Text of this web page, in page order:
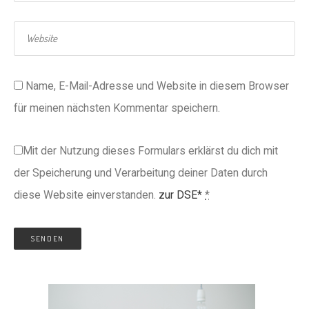
Name, E-Mail-Adresse und Website in diesem Browser
für meinen nächsten Kommentar speichern.
Mit der Nutzung dieses Formulars erklärst du dich mit
der Speicherung und Verarbeitung deiner Daten durch
diese Website einverstanden. zur DSE* *